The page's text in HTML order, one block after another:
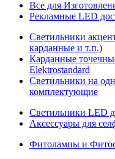
Все для
Рекламные LED
Светильники
карданные и т.п.)
Карданные
Elektrostandard
Светильники на
комплектующие
Светильники LED
Аксессуары для
Фитолампы и